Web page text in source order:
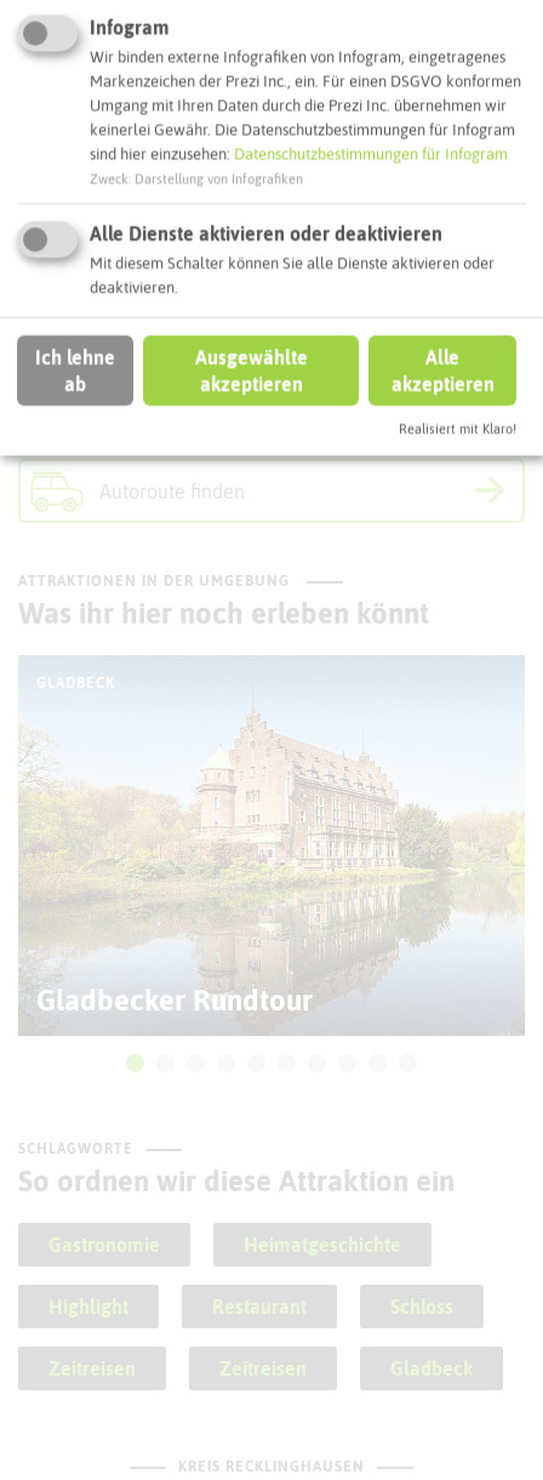
Adresse:
Wasserschloss Wittringen
Burgstraße 64
45964 Gladbeck
Webseite
Interaktive Karte
Routenplanung zum Ziel:
ÖPNV-Route finden
Autoroute finden
ATTRAKTIONEN IN DER UMGEBUNG
Was ihr hier noch erleben könnt
GLADBECK
Gladbecker Rundtour
SCHLAGWORTE
So ordnen wir diese Attraktion ein
Gastronomie Heimatgeschichte
Highlight Restaurant Schloss
Zeitreisen Zeitreisen Gladbeck
KREIS RECKLINGHAUSEN
Infogram
Wir binden externe Infografiken von Infogram, eingetragenes
Markenzeichen der Prezi Inc., ein. Für einen DSGVO konformen
Umgang mit Ihren Daten durch die Prezi Inc. übernehmen wir
keinerlei Gewähr. Die Datenschutzbestimmungen für Infogram
sind hier einzusehen: Datenschutzbestimmungen für Infogram
Zweck Darstellung von Infografiken
Alle Dienste aktivieren oder deaktivieren
Mit diesem Schalter können Sie alle Dienste aktivieren oder
deaktivieren.
Ich lehne
ab
Ausgewählte
akzeptieren
Alle
akzeptieren
Realisiert mit Klaro!